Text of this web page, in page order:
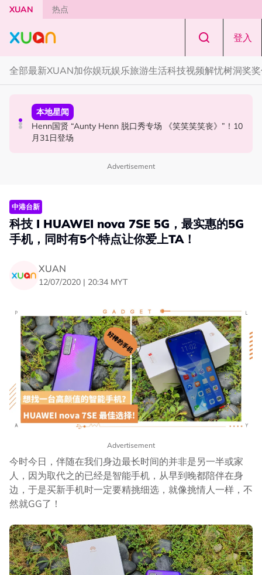
Skip to main content
XUAN 热点
登入
全部最新XUAN加你娱玩娱乐旅游生活科技视频解忧树洞奖
国际星闻
Tom Holland “Spiderman” 替身曝光！“替完蜘蛛人，马上
又去演忍者”
活动
Cadbury Dairy Milk x Lotus Biscoff 登陆大马！
本地星闻
Henn国贤 “Aunty Henn 脱口秀专场 《笑笑笑笑丧》”！10
月31日登场
Advertisement
中港台新
科技 I HUAWEI nova 7SE 5G，最实惠的5G
手机，同时有5个特点让你爱上TA！
XUAN
12/07/2020 | 20:34 MYT
Advertisement
今时今日，伴随在我们身边最长时间的并非是另一半或家
人，因为取代之的已经是智能手机，从早到晚都陪伴在身
边，于是买新手机时一定要精挑细选，就像挑情人一样，不
然就GG了！